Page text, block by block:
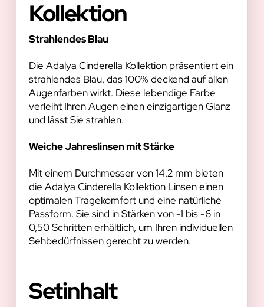
Kollektion
Strahlendes Blau
Die Adalya Cinderella Kollektion präsentiert ein
strahlendes Blau, das 100% deckend auf allen
Augenfarben wirkt. Diese lebendige Farbe
verleiht Ihren Augen einen einzigartigen Glanz
und lässt Sie strahlen.
Weiche Jahreslinsen mit Stärke
Mit einem Durchmesser von 14,2 mm bieten
die Adalya Cinderella Kollektion Linsen einen
optimalen Tragekomfort und eine natürliche
Passform. Sie sind in Stärken von -1 bis -6 in
0,50 Schritten erhältlich, um Ihren individuellen
Sehbedürfnissen gerecht zu werden.
Setinhalt